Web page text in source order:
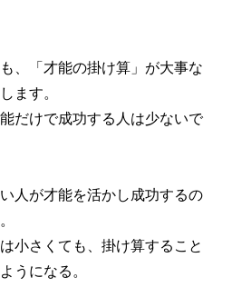
、「才能の掛け算」が大事な
ます。
だけで成功する人は少ないで
人が才能を活かし成功するの
小さくても、掛け算すること
うになる。